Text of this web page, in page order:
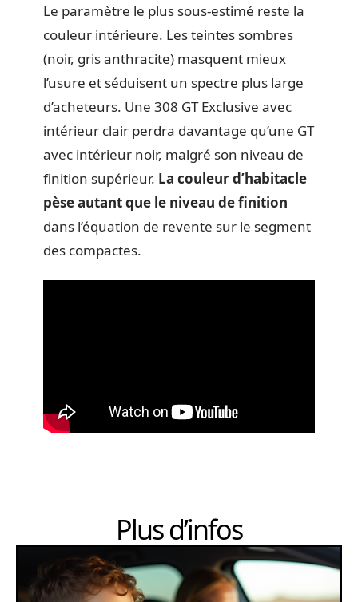
Le paramètre le plus sous-estimé reste la
couleur intérieure. Les teintes sombres
(noir, gris anthracite) masquent mieux
l’usure et séduisent un spectre plus large
d’acheteurs. Une 308 GT Exclusive avec
intérieur clair perdra davantage qu’une GT
avec intérieur noir, malgré son niveau de
finition supérieur. La couleur d’habitacle
pèse autant que le niveau de finition
dans l’équation de revente sur le segment
des compactes.
Plus d’infos